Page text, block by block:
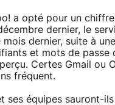
a opté pour un
dernier, le
dernier, suite à
et mots de passe
Certes Gmail ou
fréquent.
ses équipes sauront-